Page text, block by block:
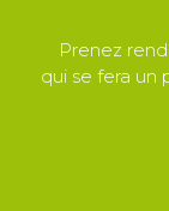
Prenez
qui se fera un